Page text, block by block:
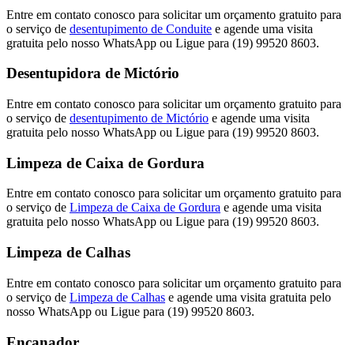
Entre em contato conosco para solicitar um orçamento gratuito para
o serviço de desentupimento de Conduite e agende uma visita
gratuita pelo nosso WhatsApp ou Ligue para (19) 99520 8603.
Desentupidora de Mictório
Entre em contato conosco para solicitar um orçamento gratuito para
o serviço de desentupimento de Mictório e agende uma visita
gratuita pelo nosso WhatsApp ou Ligue para (19) 99520 8603.
Limpeza de Caixa de Gordura
Entre em contato conosco para solicitar um orçamento gratuito para
o serviço de Limpeza de Caixa de Gordura e agende uma visita
gratuita pelo nosso WhatsApp ou Ligue para (19) 99520 8603.
Limpeza de Calhas
Entre em contato conosco para solicitar um orçamento gratuito para
o serviço de Limpeza de Calhas e agende uma visita gratuita pelo
nosso WhatsApp ou Ligue para (19) 99520 8603.